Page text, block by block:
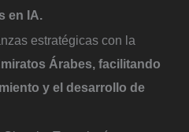
en IA.
estratégicas con la
Árabes, facilitando
y el desarrollo de